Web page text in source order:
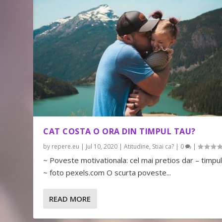
CAT COSTA O ORA DIN TIMPUL TAU?
by repere.eu | Jul 10, 2020 |Atitudine, Stiai ca? | 0 |
~ Poveste motivationala: cel mai pretios dar –
~ foto pexels.com O scurta poveste...
READ MORE